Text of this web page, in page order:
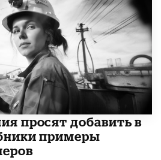
просят добавить в
примеры